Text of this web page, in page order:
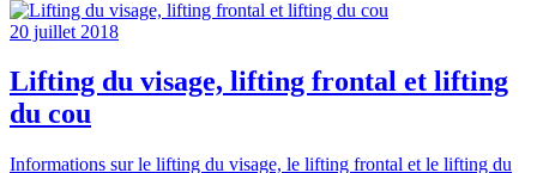
20 juillet 2018
Lifting du visage, lifting frontal et lifting
du cou
Informations sur le lifting du visage, le lifting frontal et le lifting du